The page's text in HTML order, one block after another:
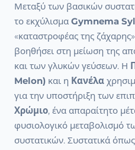
Μεταξύ των βασικών
το εκχύλισμα Gymnema
«καταστροφέας της
βοηθήσει στη μείωση της
και των γλυκών γεύσεων. Η
Melon) και η Κανέλα
για την υποστήριξη των
Χρώμιο, ένα απαραίτητο
φυσιολογικό μεταβολισμό
συστατικών. Συστατικά